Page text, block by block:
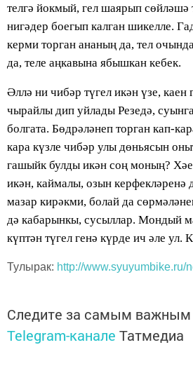
телгә йокмый, гел шаярып сөйләшә
нигәдер боегып калган шикелле.
керми торган ананың да, тел
да, теле аңкавына ябышкан кебек.
Әллә ни чибәр түгел икән үзе, каен
чырайлы дип уйлады Резедә,
болгата. Бөдрәләнеп торган кап-
кара күзле чибәр улы дөньясын
гашыйк булды икән соң моның?
икән, каймалы, озын керфекләренә
мазар кирәкми, болай да
дә кабарынкы, сусыллар. Мондый
күптән түгел генә күрде ич әле ул.
Тулырак: http://www.syuyumbike.ru/
Следите за самым важным
Telegram-канале Татмедиа